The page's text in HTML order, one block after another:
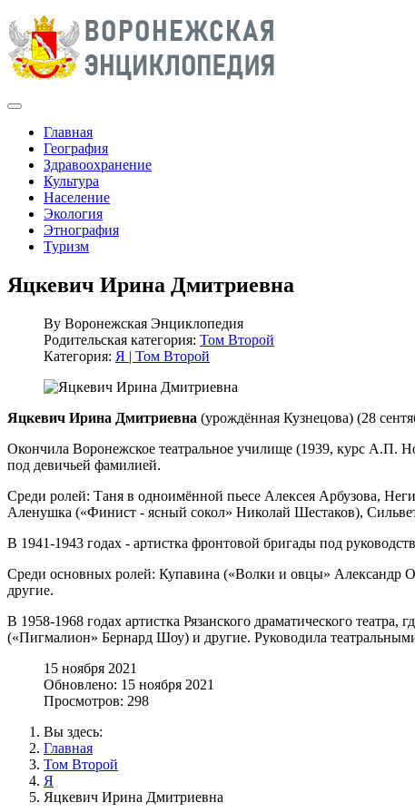
Главная
География
Здравоохранение
Культура
Население
Экология
Этнография
Туризм
Яцкевич Ирина Дмитриевна
By Воронежская Энциклопедия
Родительская категория: Том Второй
Категория: Я | Том Второй
Яцкевич Ирина Дмитриевна (урождённая Кузнецова) (28
Окончила Воронежское театральное училище (1939, курс А.П.
под девичьей фамилией.
Среди ролей: Таня в одноимённой пьесе Алексея Арбузова,
Аленушка («Финист - ясный сокол» Николай Шестаков),
В 1941-1943 годах - артистка фронтовой бригады под
Среди основных ролей: Купавина («Волки и овцы» Александр
другие.
В 1958-1968 годах артистка Рязанского драматического
(«Пигмалион» Бернард Шоу) и другие. Руководила
15 ноября 2021
Обновлено: 15 ноября 2021
Просмотров: 298
Вы здесь:
Главная
Том Второй
Я
Яцкевич Ирина Дмитриевна